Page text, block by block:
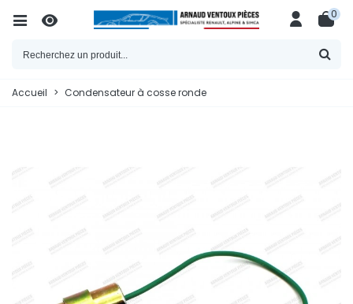
0
Accueil > Condensateur à cosse ronde